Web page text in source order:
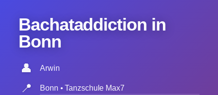
Bachataddiction in
Bonn
👤 Arwin
📍 Bonn • Tanzschule Max7